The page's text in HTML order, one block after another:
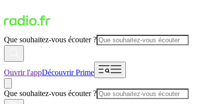
Que souhaitez-vous écouter ?
Ouvrir l'appDécouvrir Prime
Que souhaitez-vous écouter ?